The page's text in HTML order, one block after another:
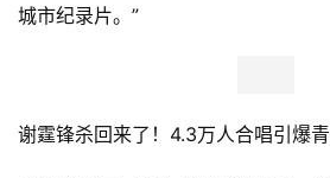
城市纪录片。”
谢霆锋杀回来了！4.3万人合唱引爆